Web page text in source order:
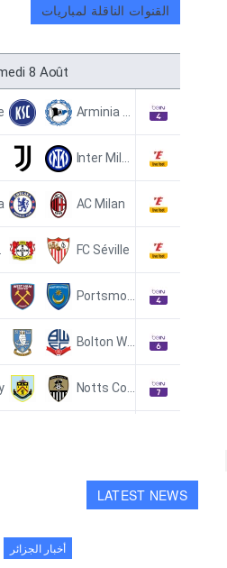
القنوات الناقلة لمباريات
LATEST NEWS
أخبار الجزائر